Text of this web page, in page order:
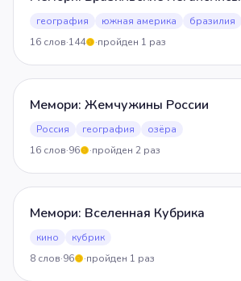
география
южная америка
бразилия
16 слов·144 ·пройден 1 раз
Мемори: Жемчужины России
Россия
география
озёра
16 слов·96 ·пройден 2 раз
Мемори: Вселенная Кубрика
кино
кубрик
8 слов·96 ·пройден 1 раз